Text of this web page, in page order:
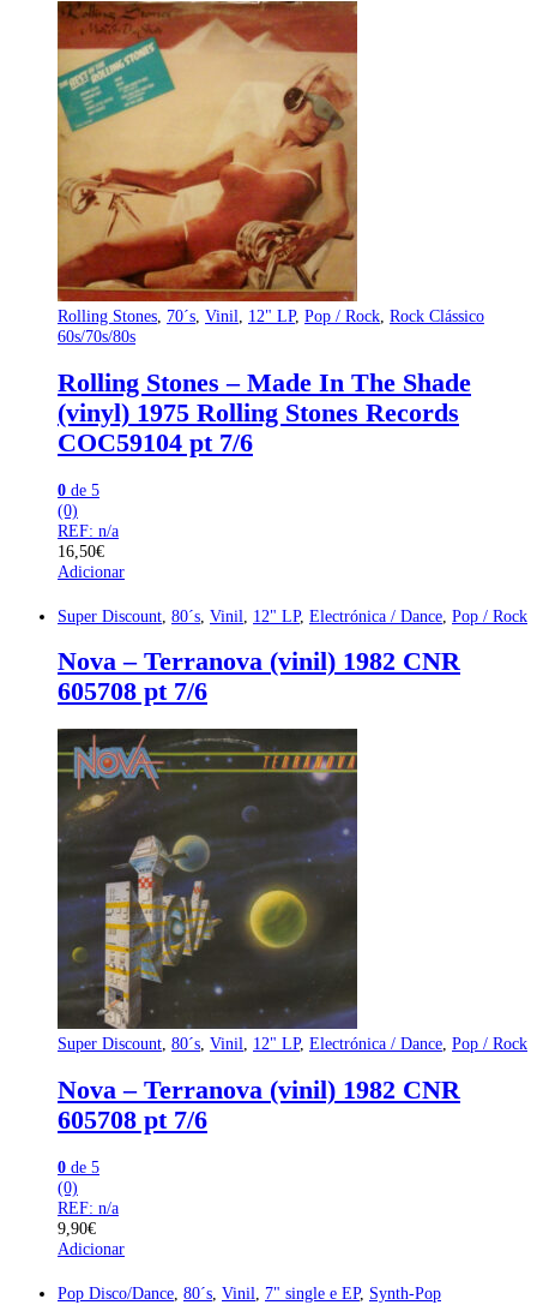
Rolling Stones 70´s Vinil 12" LP, Pop / Rock Rock Clássico
60s/70s/80s
Rolling Stones – Made In The Shade
(vinyl) 1975 Rolling Stones Records
COC59104 pt 7/6
0 de 5
(0)
REF: n/a
16,50€
Adicionar
Super Discount 80´s Vinil 12" LP, Electrónica / Dance Pop / Rock
Nova – Terranova (vinil) 1982 CNR
605708 pt 7/6
Super Discount, 80´s, Vinil, 12" LP, Electrónica / Dance, Pop / Rock
Nova – Terranova (vinil) 1982 CNR
605708 pt 7/6
0 de 5
(0)
REF: n/a
9,90€
Adicionar
Pop Disco/Dance, 80´s, Vinil, 7" single e EP, Synth-Pop